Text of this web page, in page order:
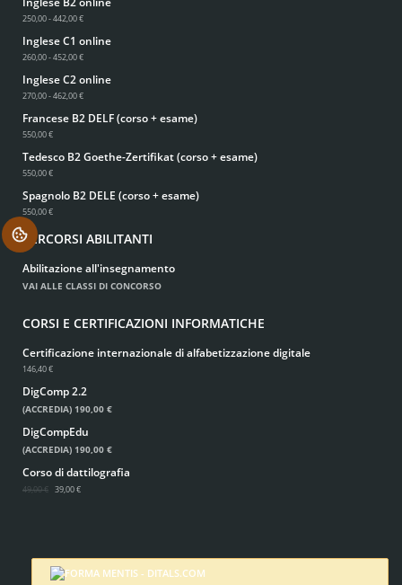
250,00 - 442,00 €
Inglese C1 online
260,00 - 452,00 €
Inglese C2 online
270,00 - 462,00 €
Francese B2 DELF (corso + esame)
550,00 €
Tedesco B2 Goethe-Zertifikat (corso + esame)
550,00 €
Spagnolo B2 DELE (corso + esame)
550,00 €
PERCORSI ABILITANTI
Abilitazione all'insegnamento
VAI ALLE CLASSI DI CONCORSO
CORSI E CERTIFICAZIONI INFORMATICHE
Certificazione internazionale di alfabetizzazione digitale
146,40 €
DigComp 2.2
(ACCREDIA) 190,00 €
DigCompEdu
(ACCREDIA) 190,00 €
Corso di dattilografia
49,00 € 39,00 €
.